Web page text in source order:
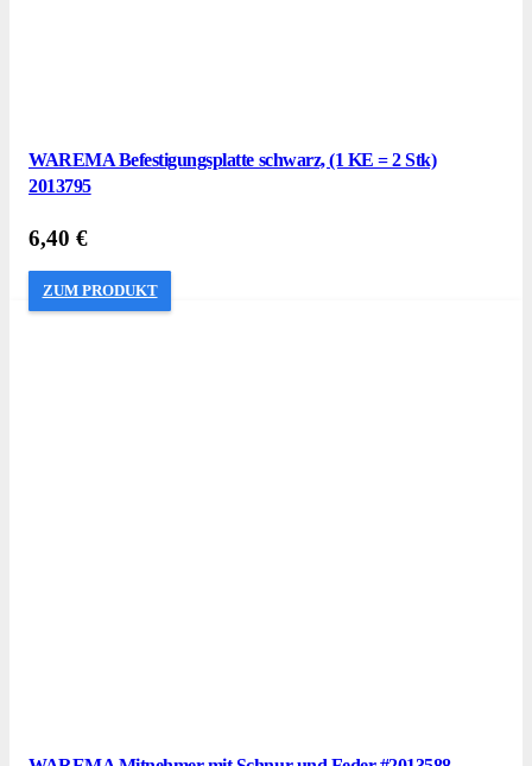
WAREMA Befestigungsplatte schwarz, (1 KE = 2 Stk)
2013795
6,40 €
ZUM PRODUKT